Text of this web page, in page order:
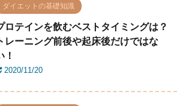
ダイエットの基礎知識
ロテインを飲むベストタイミングは？
トレーニング前後や起床後だけではな
！
2020/11/20